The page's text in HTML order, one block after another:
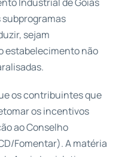
sejam
estabelecimento não
os contribuintes que
os incentivos
ao Conselho
Fomentar). A matéria